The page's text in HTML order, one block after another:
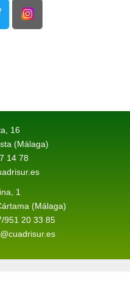
16
(Málaga)
14 78
1
(Málaga)
951 20 33 85